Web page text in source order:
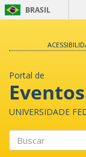
BRASIL
Portal de
Eventos
UNIVERSIDADE